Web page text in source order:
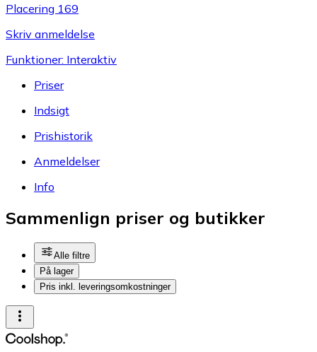
Placering 169
Skriv anmeldelse
Funktioner: Interaktiv
Priser
Indsigt
Prishistorik
Anmeldelser
Info
Sammenlign priser og butikker
Alle filtre
På lager
Pris inkl. leveringsomkostninger